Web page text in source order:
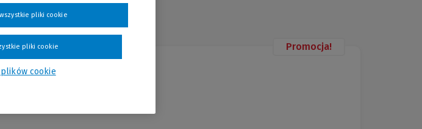
Promocja!
Dwadzieścia jeden
cookie
pliki cookie
pliki cookie